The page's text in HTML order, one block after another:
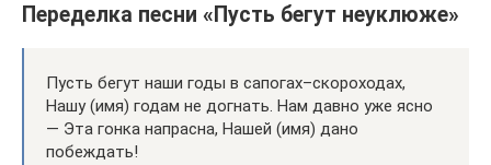
Переделка песни «Пусть бегут неуклюже»
Пусть бегут наши годы в сапогах–скороходах,
Нашу (имя) годам не догнать. Нам давно уже ясно
— Эта гонка напрасна, Нашей (имя) дано
побеждать!